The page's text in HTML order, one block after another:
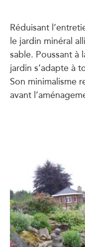
Réduisant
le jardin minéral
sable. Poussant
jardin s’adapte à
Son minimalisme
avant